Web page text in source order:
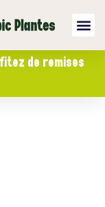
de remises